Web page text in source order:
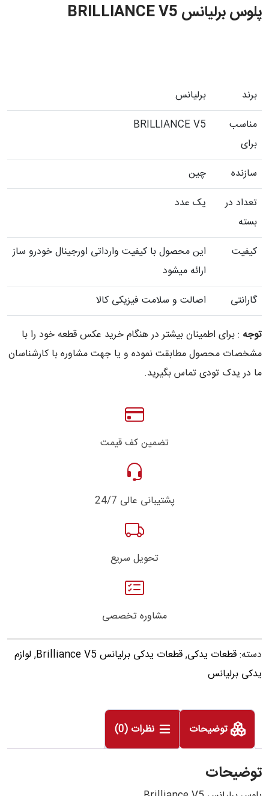
پلوس برلیانس BRILLIANCE V5
برند
برلیانس
مناسب
برای
BRILLIANCE V5
سازنده
چین
تعداد در
بسته
یک عدد
کیفیت
این محصول با کیفیت وارداتی اورجینال خودرو ساز
ارائه میشود
گارانتی
اصالت و سلامت فیزیکی کالا
توجه : برای اطمینان بیشتر در هنگام خرید عکس قطعه خود را با
مشخصات محصول مطابقت نموده و یا جهت مشاوره با کارشناسان
ما در یدک تودی تماس بگیرید.
تضمین کف قیمت
پشتیبانی عالی 24/7
تحویل سریع
مشاوره تخصصی
دسته:قطعات یدکی,قطعات یدکی برلیانس Brilliance V5 ,لوازم
یدکی برلیانس
توضیحات نظرات (0)
توضیحات